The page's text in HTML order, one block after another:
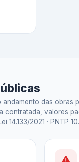
andamento das obras
contratada, valores
14.133/2021 · PNTP